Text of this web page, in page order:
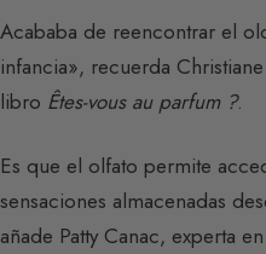
Acababa de reencontrar el
infancia», recuerda
libro Êtes-vous au parfum ?.
Es que el olfato permite
sensaciones almacenadas
añade Patty Canac, experta